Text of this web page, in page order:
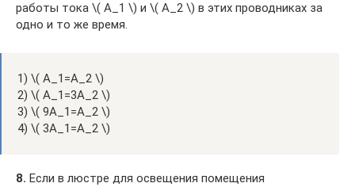
работы тока \( A_1 \)​ и ​\( A_2 \) в этих проводниках за
одно и то же время.
1) ​\( A_1=A_2 \)​
2) \( A_1=3A_2 \)
3) \( 9A_1=A_2 \)
4) \( 3A_1=A_2 \)
8. Если в люстре для освещения помещения